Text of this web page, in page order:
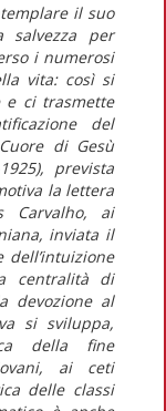
il suo
salvezza per
i numerosi
vita: così si
e ci trasmette
del
di Gesù
prevista
la lettera
Carvalho, ai
inviata il
centralità di
devozione al
si sviluppa,
della fine
ai ceti
delle classi